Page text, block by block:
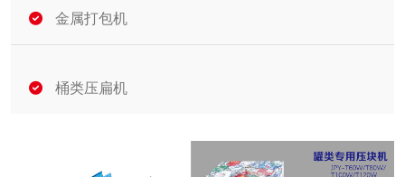
金属打包机
桶类压扁机